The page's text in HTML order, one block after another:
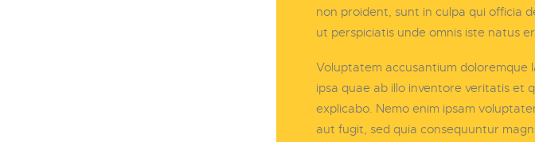
non proident, sunt in culpa qui officia
ut perspiciatis unde omnis iste natus
Voluptatem accusantium doloremque
ipsa quae ab illo inventore veritatis et
explicabo. Nemo enim ipsam
aut fugit, sed quia consequuntur